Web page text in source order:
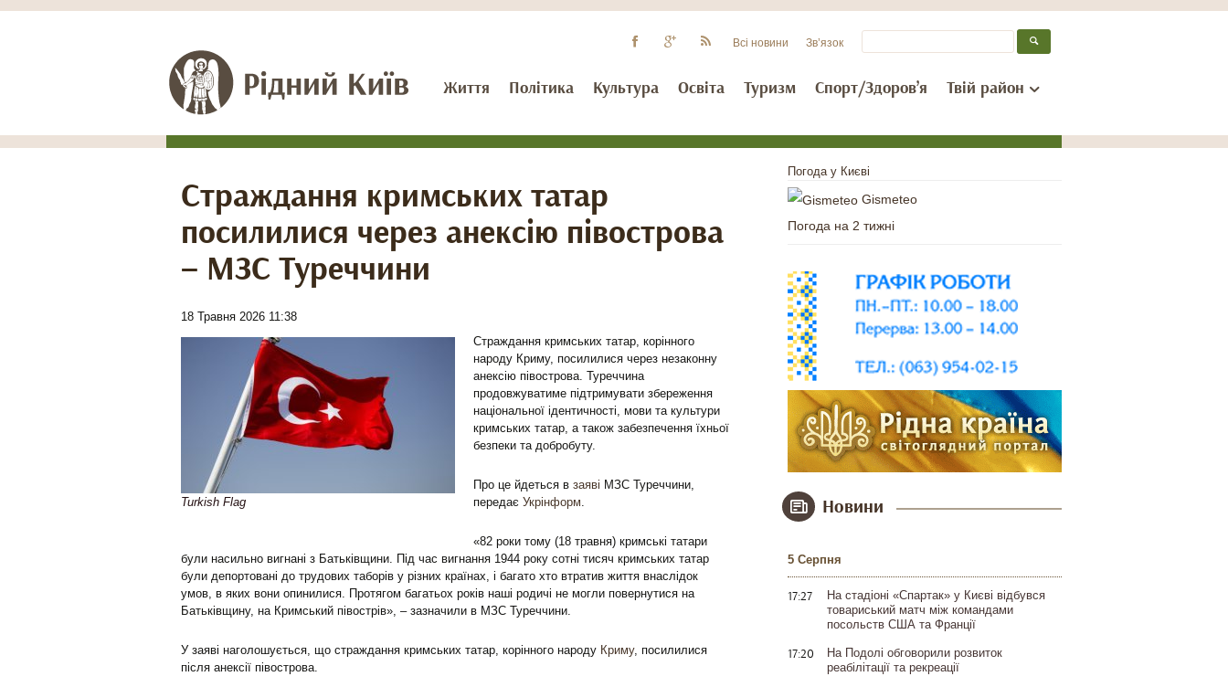
Життя Політика Культура Освіта Туризм Спорт/Здоров’я Твій район
Всі новини Зв’язок
Страждання кримських татар
посилилися через анексію півострова
– МЗС Туреччини
18 Травня 2026 11:38
Turkish Flag
Страждання кримських татар, корінного
народу Криму, посилилися через незаконну
анексію півострова. Туреччина
продовжуватиме підтримувати збереження
національної ідентичності, мови та культури
кримських татар, а також забезпечення їхньої
безпеки та добробуту.
Про це йдеться в заяві МЗС Туреччини,
передає Укрінформ.
«82 роки тому (18 травня) кримські татари
були насильно вигнані з Батьківщини. Під час вигнання 1944 року сотні тисяч кримських татар
були депортовані до трудових таборів у різних країнах, і багато хто втратив життя внаслідок
умов, в яких вони опинилися. Протягом багатьох років наші родичі не могли повернутися на
Батьківщину, на Кримський півострів», – зазначили в МЗС Туреччини.
У заяві наголошується, що страждання кримських татар, корінного народу Криму, посилилися
після анексії півострова.
Погода у Києві
Gismeteo
Погода на 2 тижні
Новини
5 Серпня
17:27
На стадіоні «Спартак» у Києві відбувся
товариський матч між командами
посольств США та Франції
17:20
На Подолі обговорили розвиток
реабілітації та рекреації